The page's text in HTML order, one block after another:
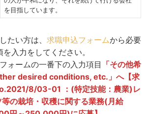
を目指しています。
たい方は、 求職申込フォームから必要
を入力をしてください。
ォームの一番下の入力項目 「その他希
desired conditions, etc.」へ【求
8/03-01 ：(特定技能：農業)レ
等の栽培・収穫に関する業務(月給